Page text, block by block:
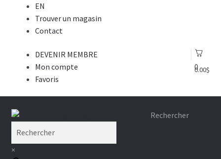
EN
Trouver un magasin
Contact
0
0.00$
DEVENIR MEMBRE
Mon compte
Favoris
Aller
navigation
Aller
Rechercher
×